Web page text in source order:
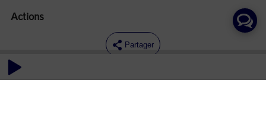
Actions
Partager
Commentaires